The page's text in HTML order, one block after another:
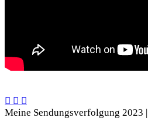
Meine Sendungsverfolgung 2023 |